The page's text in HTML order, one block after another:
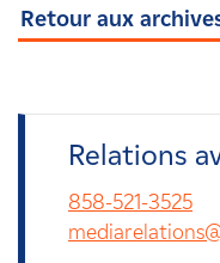
Retour aux
Relations
858-521-3525